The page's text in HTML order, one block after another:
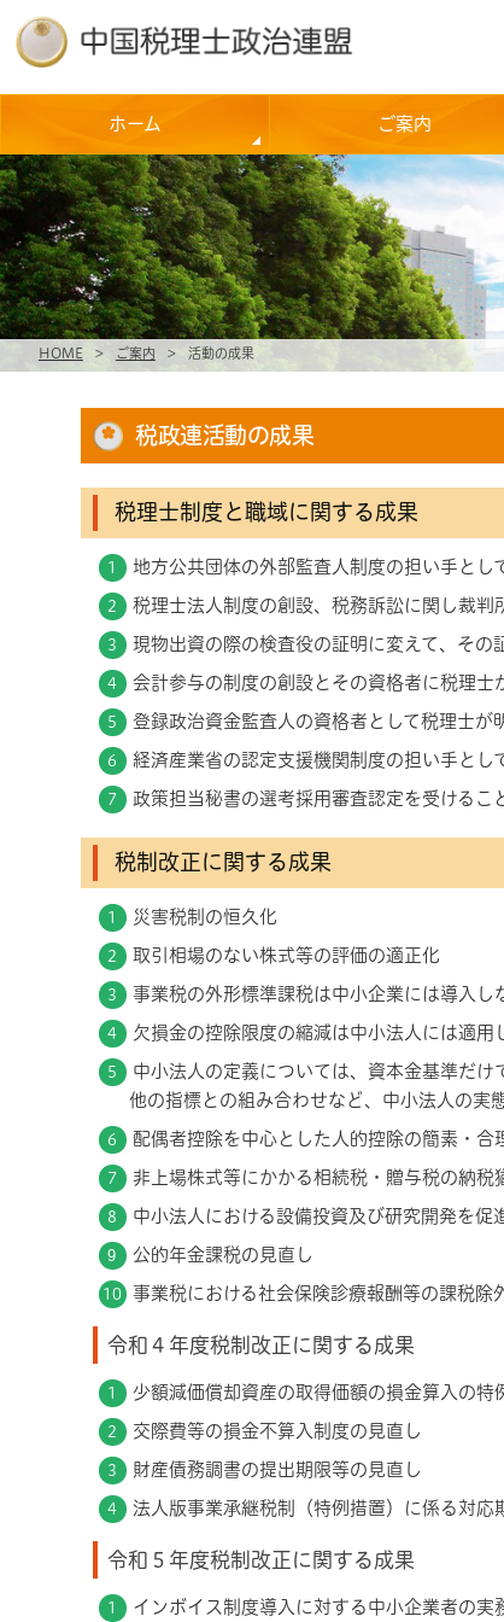
ホーム ご案内
HOME > ご案内 > 活動の成果
税政連活動の成果
税理士制度と職域に関する成果
地方公共団体の外部監査人制度の担い手とし
税理士法人制度の創設、税務訴訟に関し裁
現物出資の際の検査役の証明に変えて、その
会計参与の制度の創設とその資格者に税理士
登録政治資金監査人の資格者として税理士が
経済産業省の認定支援機関制度の担い手とし
政策担当秘書の選考採用審査認定を受ける
税制改正に関する成果
災害税制の恒久化
取引相場のない株式等の評価の適正化
事業税の外形標準課税は中小企業には導入し
欠損金の控除限度の縮減は中小法人には適用
中小法人の定義については、資本金基準だけ
他の指標との組み合わせなど、中小法人の実
配偶者控除を中心とした人的控除の簡素・合
非上場株式等にかかる相続税・贈与税の納税
中小法人における設備投資及び研究開発を促
公的年金課税の見直し
事業税における社会保険診療報酬等の課税除
令和４年度税制改正に関する成果
少額減価償却資産の取得価額の損金算入の特
交際費等の損金不算入制度の見直し
財産債務調書の提出期限等の見直し
法人版事業承継税制（特例措置）に係る対応
令和５年度税制改正に関する成果
インボイス制度導入に対する中小企業者の実